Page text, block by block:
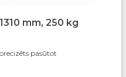
mm, 250 kg
pasūtot